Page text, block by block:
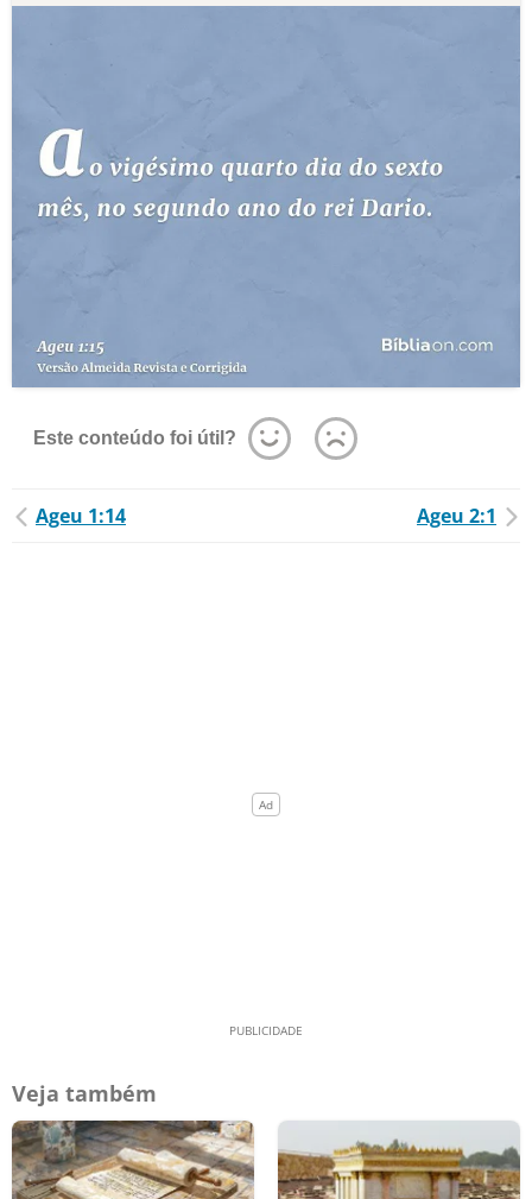
Este conteúdo foi útil?
Ageu 1:14 Ageu 2:1
Veja também